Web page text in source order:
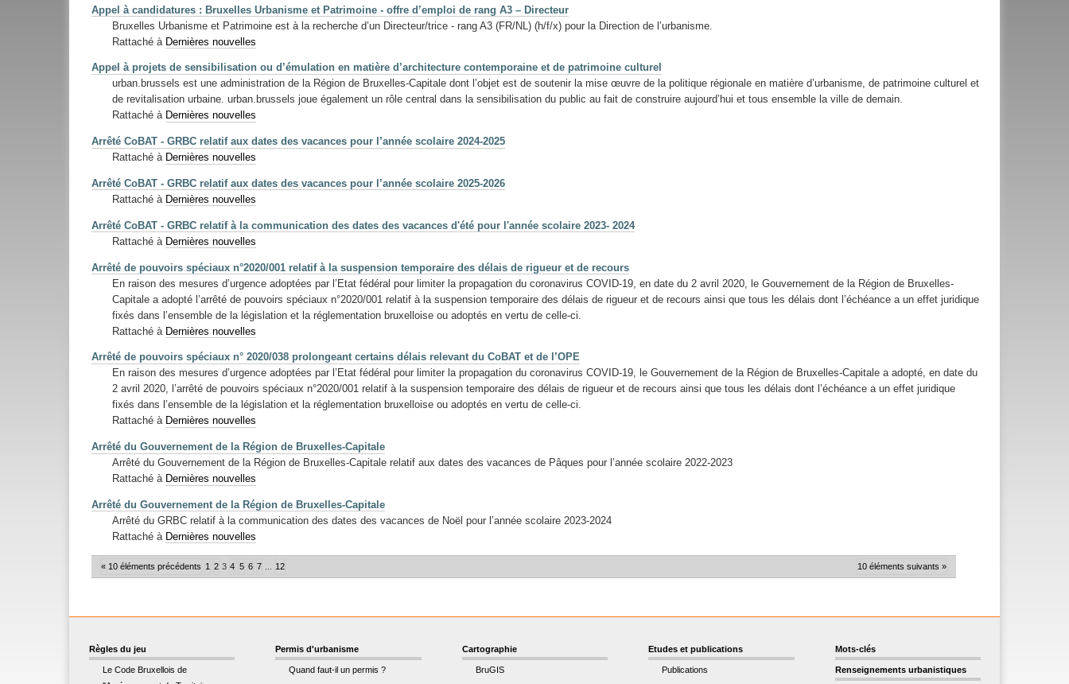
Appel à candidatures : Bruxelles Urbanisme et Patrimoine - offre d’emploi de rang A3 – Directeur
Bruxelles Urbanisme et Patrimoine est à la recherche d’un Directeur/trice - rang A3 (FR/NL) (h/f/x) pour la Direction de l’urbanisme.
Rattaché à Dernières nouvelles
Appel à projets de sensibilisation ou d’émulation en matière d’architecture contemporaine et de patrimoine culturel
urban.brussels est une administration de la Région de Bruxelles-Capitale dont l’objet est de soutenir la mise œuvre de la politique régionale en matière d’urbanisme, de patrimoine culturel et
de revitalisation urbaine. urban.brussels joue également un rôle central dans la sensibilisation du public au fait de construire aujourd’hui et tous ensemble la ville de demain.
Rattaché à Dernières nouvelles
Arrêté CoBAT - GRBC relatif aux dates des vacances pour l’année scolaire 2024-2025
Rattaché à Dernières nouvelles
Arrêté CoBAT - GRBC relatif aux dates des vacances pour l’année scolaire 2025-2026
Rattaché à Dernières nouvelles
Arrêté CoBAT - GRBC relatif à la communication des dates des vacances d'été pour l'année scolaire 2023- 2024
Rattaché à Dernières nouvelles
Arrêté de pouvoirs spéciaux n°2020/001 relatif à la suspension temporaire des délais de rigueur et de recours
En raison des mesures d’urgence adoptées par l’Etat fédéral pour limiter la propagation du coronavirus COVID-19, en date du 2 avril 2020, le Gouvernement de la Région de Bruxelles-
Capitale a adopté l’arrêté de pouvoirs spéciaux n°2020/001 relatif à la suspension temporaire des délais de rigueur et de recours ainsi que tous les délais dont l’échéance a un effet juridique
fixés dans l’ensemble de la législation et la réglementation bruxelloise ou adoptés en vertu de celle-ci.
Rattaché à Dernières nouvelles
Arrêté de pouvoirs spéciaux n° 2020/038 prolongeant certains délais relevant du CoBAT et de l’OPE
En raison des mesures d’urgence adoptées par l’Etat fédéral pour limiter la propagation du coronavirus COVID-19, le Gouvernement de la Région de Bruxelles-Capitale a adopté, en date du
2 avril 2020, l’arrêté de pouvoirs spéciaux n°2020/001 relatif à la suspension temporaire des délais de rigueur et de recours ainsi que tous les délais dont l’échéance a un effet juridique
fixés dans l’ensemble de la législation et la réglementation bruxelloise ou adoptés en vertu de celle-ci.
Rattaché à Dernières nouvelles
Arrêté du Gouvernement de la Région de Bruxelles-Capitale
Arrêté du Gouvernement de la Région de Bruxelles-Capitale relatif aux dates des vacances de Pâques pour l’année scolaire 2022-2023
Rattaché à Dernières nouvelles
Arrêté du Gouvernement de la Région de Bruxelles-Capitale
Arrêté du GRBC relatif à la communication des dates des vacances de Noël pour l’année scolaire 2023-2024
Rattaché à Dernières nouvelles
« 10 éléments précédents 10 éléments suivants »
1 2 3 4 5 6 7 12
Règles du jeu
Le Code Bruxellois de
Permis d'urbanisme
Quand faut-il un permis ?
Cartographie
BruGIS
Etudes et publications
Publications
Mots-clés
Renseignements urbanistiques